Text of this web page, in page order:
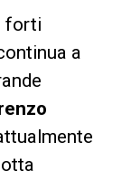
forti
a